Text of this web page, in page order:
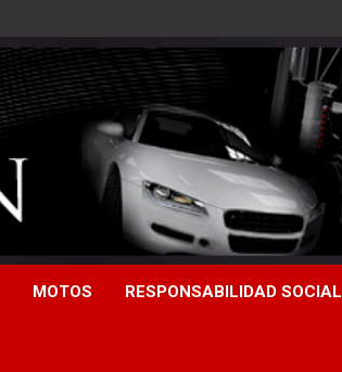
MOTOS RESPONSABILIDAD SOCIAL